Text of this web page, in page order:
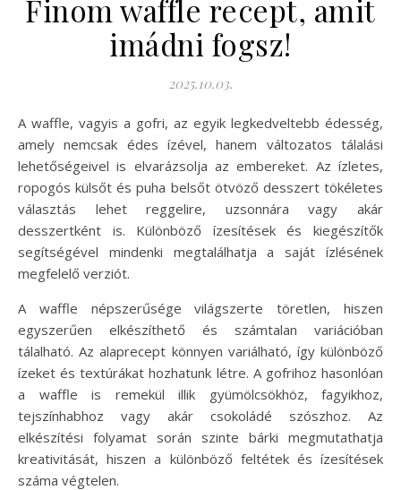
Finom waffle recept, amit
imádni fogsz!
2025.10.03.
A waffle, vagyis a gofri, az egyik legkedveltebb édesség,
amely nemcsak édes ízével, hanem változatos tálalási
lehetőségeivel is elvarázsolja az embereket. Az ízletes,
ropogós külsőt és puha belsőt ötvöző desszert tökéletes
választás lehet reggelire, uzsonnára vagy akár
desszertként is. Különböző ízesítések és kiegészítők
segítségével mindenki megtalálhatja a saját ízlésének
megfelelő verziót.
A waffle népszerűsége világszerte töretlen, hiszen
egyszerűen elkészíthető és számtalan variációban
tálalható. Az alaprecept könnyen variálható, így különböző
ízeket és textúrákat hozhatunk létre. A gofrihoz hasonlóan
a waffle is remekül illik gyümölcsökhöz, fagyikhoz,
tejszínhabhoz vagy akár csokoládé szószhoz. Az
elkészítési folyamat során szinte bárki megmutathatja
kreativitását, hiszen a különböző feltétek és ízesítések
száma végtelen.